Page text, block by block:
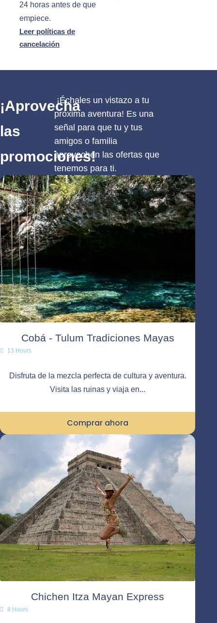
24 horas antes de que
empiece.
Leer políticas de
cancelación
¡Aprovecha
las
promociones!
¡Échales un vistazo a tu
próxima aventura! Es una
señal para que tu y tus
amigos o familia
aprovechen las ofertas que
tenemos para ti.
Cobá - Tulum Tradiciones Mayas
13 Hours
Disfruta de la mezcla perfecta de cultura y aventura.
Visita las ruinas y viaja en...
Comprar ahora
Chichen Itza Mayan Express
8 Hours